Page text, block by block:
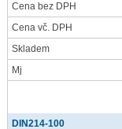
Cena bez DPH
Cena vč. DPH
Skladem
Mj
DIN214-100